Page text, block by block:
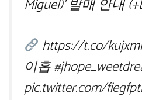
Miguel)’ 발매 안내
https://t.co/
이홉
pic.twitter.com/